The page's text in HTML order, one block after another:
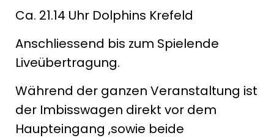
Ca. 21.14 Uhr Dolphins Krefeld
Anschliessend bis zum Spielende
Liveübertragung.
Während der ganzen Veranstaltung ist
der Imbisswagen direkt vor dem
Haupteingang ,sowie beide